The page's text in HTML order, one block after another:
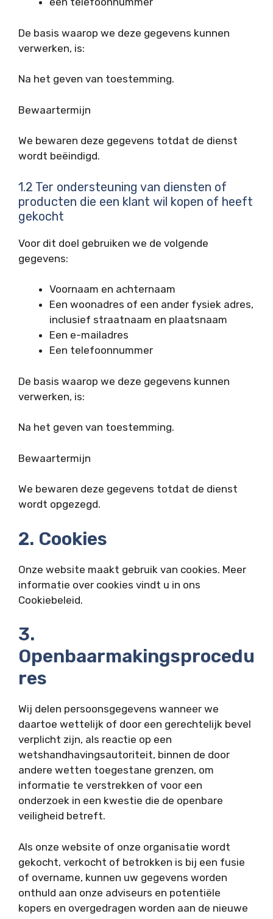
De basis waarop we deze gegevens kunnen
verwerken, is:
Na het geven van toestemming.
Bewaartermijn
We bewaren deze gegevens totdat de dienst
wordt beëindigd.
1.2 Ter ondersteuning van diensten of
producten die een klant wil kopen of heeft
gekocht
Voor dit doel gebruiken we de volgende
gegevens:
Voornaam en achternaam
Een woonadres of een ander fysiek adres,
inclusief straatnaam en plaatsnaam
Een e-mailadres
Een telefoonnummer
De basis waarop we deze gegevens kunnen
verwerken, is:
Na het geven van toestemming.
Bewaartermijn
We bewaren deze gegevens totdat de dienst
wordt opgezegd.
2. Cookies
Onze website maakt gebruik van cookies. Meer
informatie over cookies vindt u in ons
Cookiebeleid.
3.
Openbaarmakingsprocedu
res
Wij delen persoonsgegevens wanneer we
daartoe wettelijk of door een gerechtelijk bevel
verplicht zijn, als reactie op een
wetshandhavingsautoriteit, binnen de door
andere wetten toegestane grenzen, om
informatie te verstrekken of voor een
onderzoek in een kwestie die de openbare
veiligheid betreft.
Als onze website of onze organisatie wordt
gekocht, verkocht of betrokken is bij een fusie
of overname, kunnen uw gegevens worden
onthuld aan onze adviseurs en potentiële
kopers en overgedragen worden aan de nieuwe